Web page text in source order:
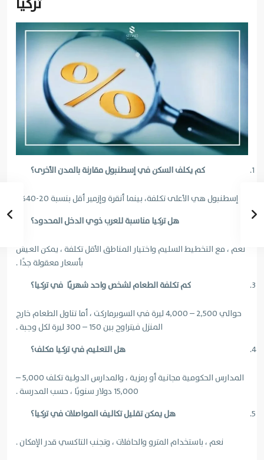
كم يكلف السكن في إسطنبول مقارنة بالمدن الأخرى؟
إسطنبول هي الأعلى تكلفة، بينما أنقرة وإزمير أقل بنسبة 20-40% .
هل تركيا مناسبة للعرب ذوي الدخل المحدود؟
نعم ، مع التخطيط السليم واختيار المناطق الأقل تكلفة ، يمكن العيش
بأسعار معقولة جدًا .
كم تكلفة الطعام لشخص واحد شهريًا في تركيا؟
حوالي 2,500 – 4,000 ليرة في السوبرماركت ، أما تناول الطعام خارج
المنزل فيتراوح بين 150 – 300 ليرة لكل وجبة .
هل التعليم في تركيا مكلف؟
المدارس الحكومية مجانية أو رمزية ، والمدارس الدولية تكلف 5,000 –
15,000 دولار سنويًا ، حسب المدرسة .
هل يمكن تقليل تكاليف المواصلات في تركيا؟
نعم ، باستخدام المترو والحافلات ، وتجنب التاكسي قدر الإمكان .